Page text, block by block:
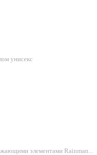
унисекс
элементами Rainman...